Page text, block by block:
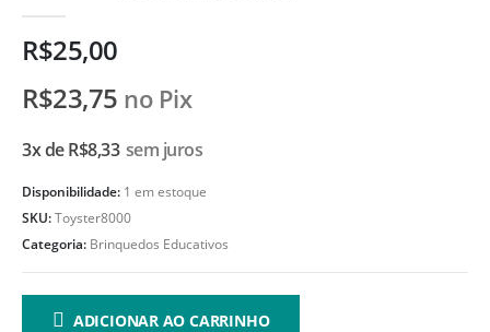
R$25,00
R$23,75 no Pix
3x deR$8,33 sem juros
Disponibilidade: 1 em estoque
SKU:Toyster8000
Categoria: Brinquedos Educativos
ADICIONAR AO CARRINHO